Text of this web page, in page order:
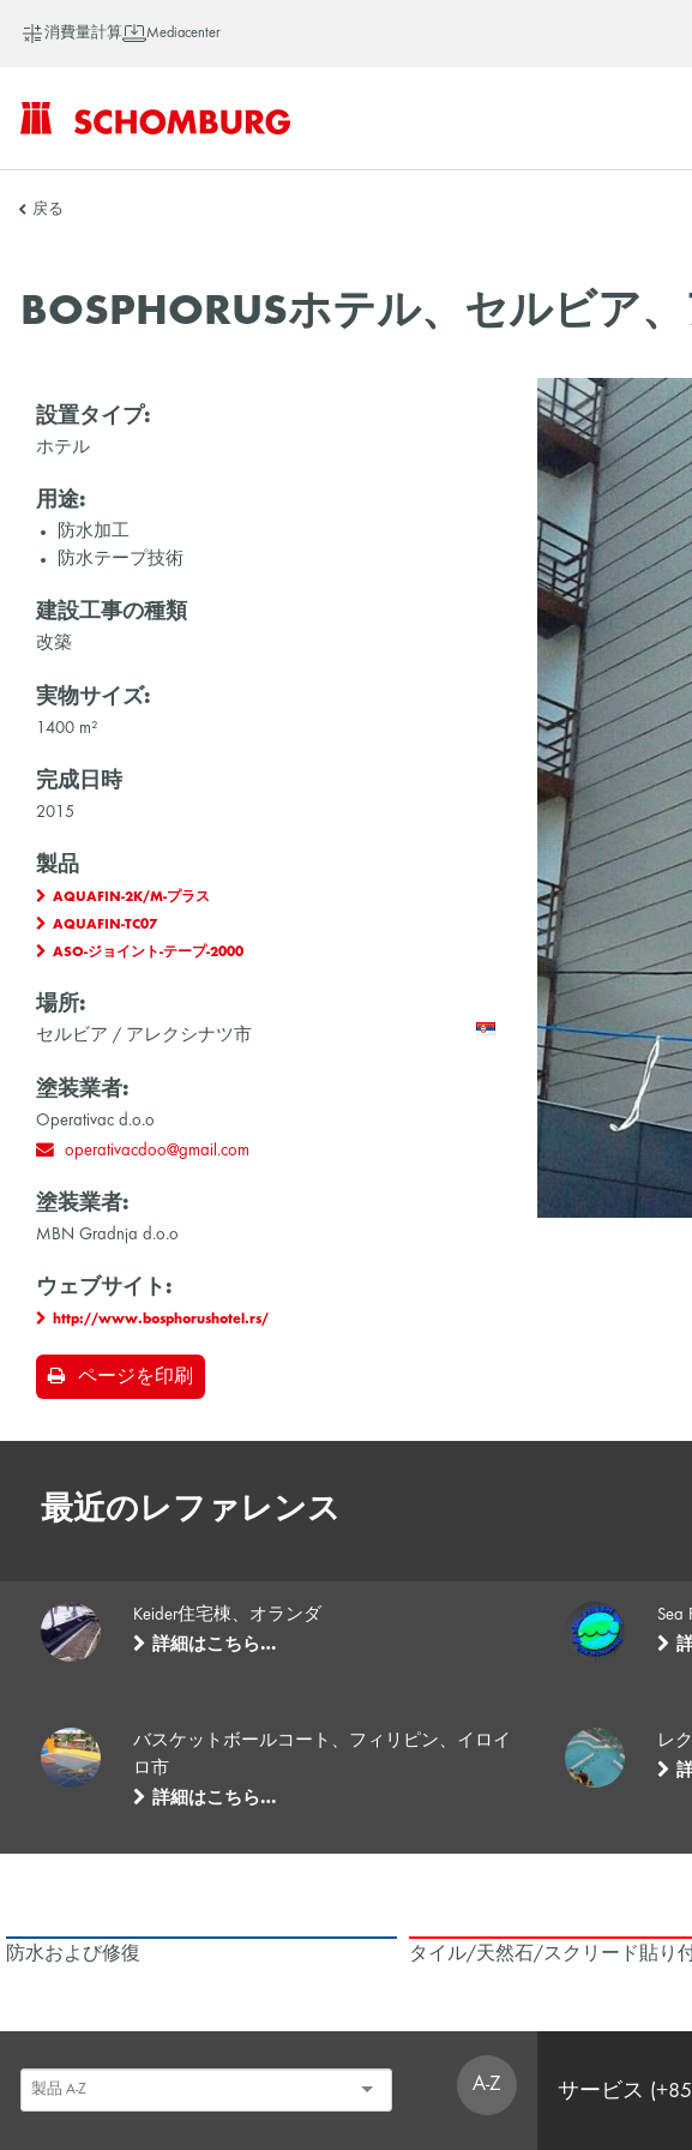
消費量計算 Mediacenter
SCHOMBURG
戻る
BOSPHORUSホテル、セルビア
設置タイプ:
ホテル
用途:
防水加工
防水テープ技術
建設工事の種類
改築
実物サイズ:
1400 m²
完成日時
2015
製品
AQUAFIN-2K/M-プラス
AQUAFIN-TC07
ASO-ジョイント-テープ-2000
場所:
セルビア / アレクシナツ市
塗装業者:
Operativac d.o.o
operativacdoo@gmail.com
塗装業者:
MBN Gradnja d.o.o
ウェブサイト:
http://www.bosphorushotel.rs/
ページを印刷
最近のレファレンス
Keider住宅棟、オランダ
詳細はこちら…
Sea
バスケットボールコート、フィリピン、イロイ
ロ市
詳細はこちら…
レ
防水および修復 タイル/天然石/スクリード貼り
A-Z サービス